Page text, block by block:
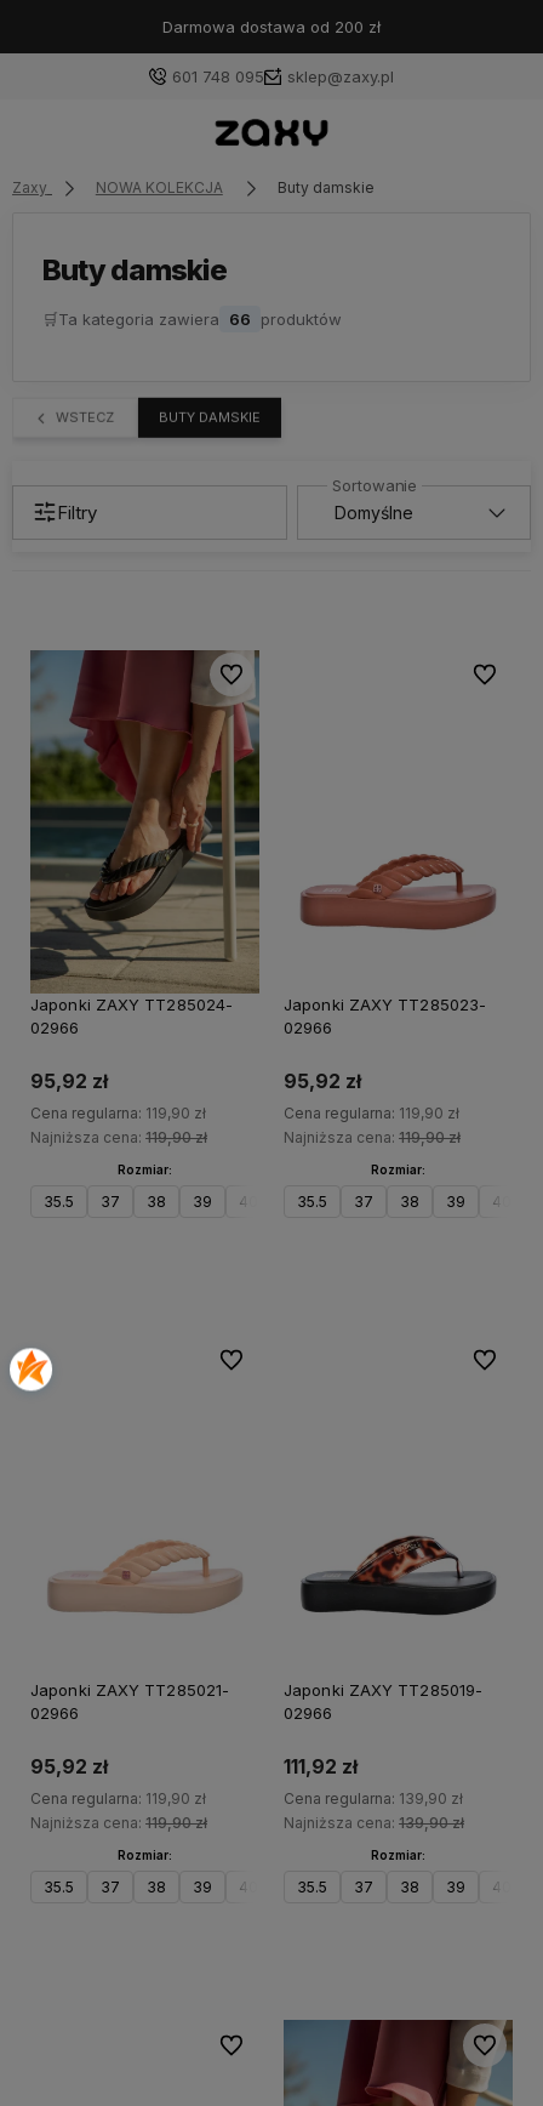
Darmowa dostawa od 200 zł
601 748 095 sklep@zaxy.pl
Zaxy NOWA KOLEKCJA Buty damskie
Buty damskie
🛒Ta kategoria zawiera 66 produktów
WSTECZ BUTY DAMSKIE
Filtry
Japonki ZAXY TT285024-
02966
95,92 zł
Cena regularna: 119,90 zł
Najniższa cena: 119,90 zł
Rozmiar:
35.5 37 38 39 40 41.5
Do ulubionych
Japonki ZAXY TT285023-
02966
95,92 zł
Cena regularna: 119,90 zł
Najniższa cena: 119,90 zł
Rozmiar:
35.5 37 38 39 40
Do
Japonki ZAXY TT285021-
02966
95,92 zł
Cena regularna: 119,90 zł
Najniższa cena: 119,90 zł
Rozmiar:
35.5 37 38 39 40 41.5
Do ulubionych
Japonki ZAXY TT285019-
02966
111,92 zł
Cena regularna: 139,90 zł
Najniższa cena: 139,90 zł
Rozmiar:
35.5 37 38 39 40
Do
Do ulubionych Do